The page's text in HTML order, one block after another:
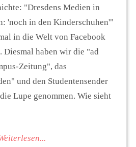
"Dresdens Medien in
'noch in den Kinderschuhen'"
in die Welt von Facebook
Diesmal haben wir die "ad
Zeitung", das
und den Studentensender
Lupe genommen. Wie sieht